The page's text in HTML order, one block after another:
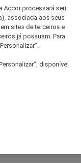
Accor processará seu
associada aos seus
sites de terceiros e
já possuam. Para
disponível